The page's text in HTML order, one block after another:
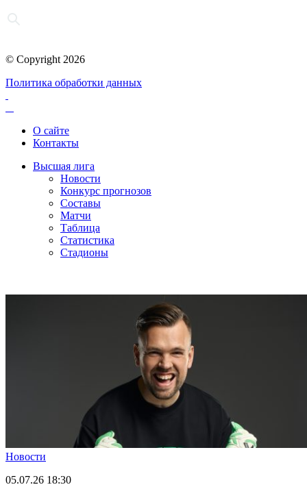
© Copyright 2026
Политика обработки данных
О сайте
Контакты
Высшая лига
Новости
Конкурс прогнозов
Составы
Матчи
Таблица
Статистика
Стадионы
Новости
05.07.26 18:30